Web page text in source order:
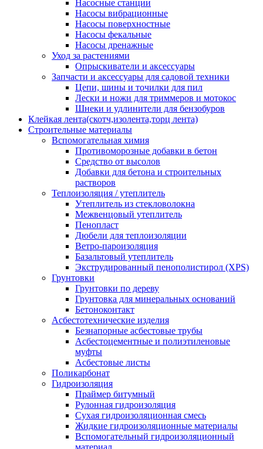
Насосные станции
Насосы вибрационные
Насосы поверхностные
Насосы фекальные
Насосы дренажные
Уход за растениями
Опрыскиватели и аксессуары
Запчасти и аксессуары для садовой техники
Цепи, шины и точилки для пил
Лески и ножи для триммеров и мотокос
Шнеки и удлинители для бензобуров
Клейкая лента(скотч,изолента,торц лента)
Строительные материалы
Вспомогательная химия
Противоморозные добавки в бетон
Средство от высолов
Добавки для бетона и строительных
растворов
Теплоизоляция / утеплитель
Утеплитель из стекловолокна
Межвенцовый утеплитель
Пенопласт
Дюбели для теплоизоляции
Ветро-пароизоляция
Базальтовый утеплитель
Экструдированный пенополистирол (XPS)
Грунтовки
Грунтовки по дереву
Грунтовка для минеральных оснований
Бетоноконтакт
Асбестотехнические изделия
Безнапорные асбестовые трубы
Асбестоцементные и полиэтиленовые
муфты
Асбестовые листы
Поликарбонат
Гидроизоляция
Праймер битумный
Рулонная гидроизоляция
Сухая гидроизоляционная смесь
Жидкие гидроизоляционные материалы
Вспомогательный гидроизоляционный
материал